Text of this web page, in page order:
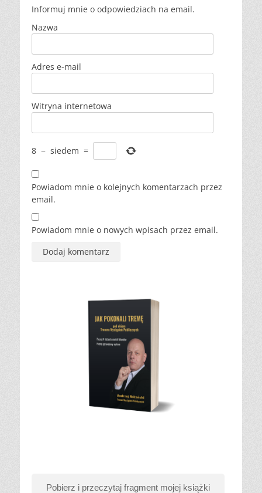
Informuj mnie o odpowiedziach na email.
Nazwa
Adres e-mail
Witryna internetowa
8 − siedem =
Powiadom mnie o kolejnych komentarzach przez
email.
Powiadom mnie o nowych wpisach przez email.
Pobierz i przeczytaj fragment mojej książki